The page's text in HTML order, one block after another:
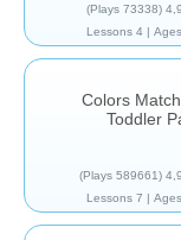
4,9
(73338 Plays)
Ages
4 Lessons
Colors
Toddler
4,9
(589661 Plays)
Ages
7 Lessons